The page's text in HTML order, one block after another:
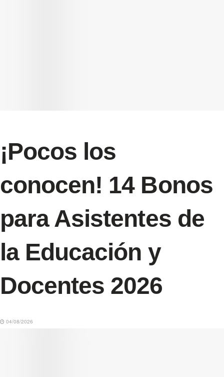
¡Pocos los
conocen! 14 Bonos
para Asistentes de
la Educación y
Docentes 2026
04/08/2026